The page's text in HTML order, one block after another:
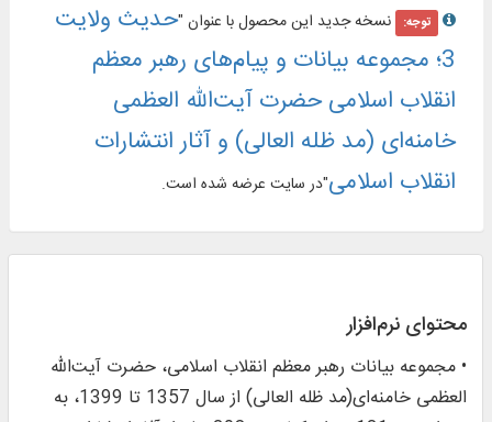
توجه: نسخه جدید این محصول با عنوان "حدیث ولایت
3؛ مجموعه بیانات و پیام‌های رهبر معظم
انقلاب اسلامی حضرت آیت‌الله العظمی
خامنه‌ای (مد ظله العالی) و آثار انتشارات
انقلاب اسلامی"در سایت عرضه شده است.
محتوای نرم‌افزار
• مجموعه بیانات رهبر معظم انقلاب اسلامی، حضرت آیت‌الله
العظمی خامنه‌ای(مد ظله العالی) از سال 1357 تا 1399، به